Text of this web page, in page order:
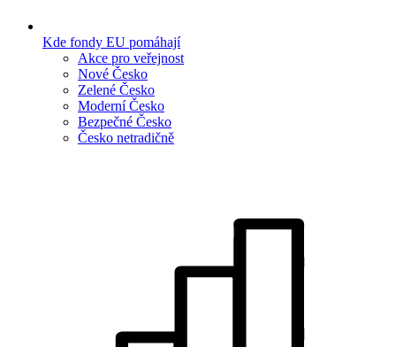
Kde fondy EU pomáhají
Akce pro veřejnost
Nové Česko
Zelené Česko
Moderní Česko
Bezpečné Česko
Česko netradičně